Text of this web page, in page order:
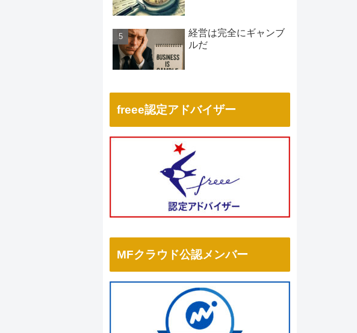
経営は完全にギャンブ
ルだ
freee認定アドバイザー
MFクラウド公認メンバー